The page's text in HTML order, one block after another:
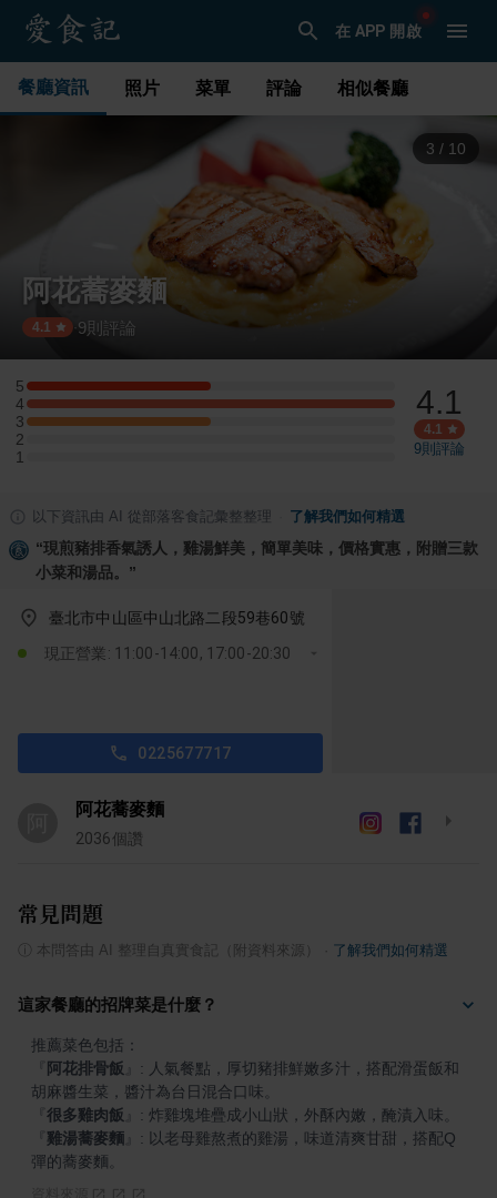
在 APP 開啟
餐廳資訊 照片 菜單 評論 相似餐廳
3 / 10
阿花蕎麥麵
4.1 ·9則評論
5
5 星：1 則評論
4
4 星：2 則評論
3
3 星：1 則評論
2
2 星：0 則評論
1
1 星：0 則評論
4.1
4.1
9則評論
以下資訊由 AI 從部落客食記彙整整理 了解我們如何精選
“現煎豬排香氣誘人，雞湯鮮美，簡單美味，價格實惠，附贈三款
小菜和湯品。 ”
臺北市中山區中山北路二段59巷60號
現正營業: 11:00-14:00, 17:00-20:30
0225677717
阿花蕎麥麵
2036個讚
常見問題
本問答由 AI 整理自真實食記（附資料來源） 了解我們如何精選
這家餐廳的招牌菜是什麼？
阿花排骨飯
: 人氣餐點，厚切豬排鮮嫩多汁，搭配滑蛋飯和
很多雞肉飯
雞湯蕎麥麵
: 以老母雞熬煮的雞湯，味道清爽甘甜，搭配Q
彈的蕎麥麵。